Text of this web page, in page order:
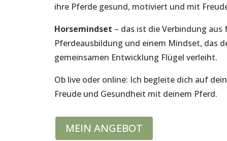
ihre Pferde gesund, motiviert und mit
Horsemindset – das ist die Verbindung
Pferdeausbildung und einem Mindset, das
gemeinsamen Entwicklung Flügel verleiht.
Ob live oder online: Ich begleite dich auf
Freude und Gesundheit mit deinem Pferd.
MEIN ANGEBOT